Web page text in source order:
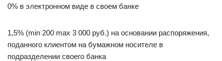
0% в электронном виде в своем банке
1,5% (min 200 max 3 000 руб.) на основании распоряжения,
поданного клиентом на бумажном носителе в
подразделении своего банка